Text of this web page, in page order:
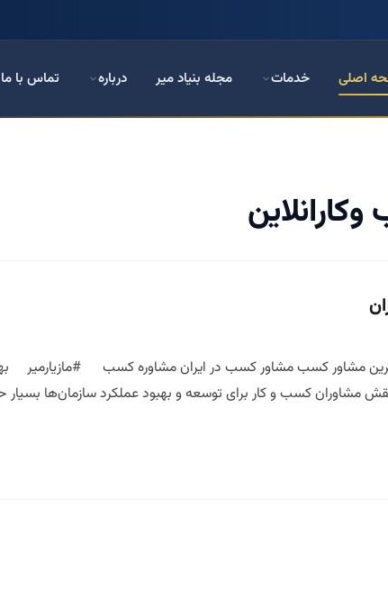
اصلی خدمات مجله بنیاد میر درباره تماس با ما
مشاور کسب مشاور کسب در ایران مشاوره کسب #مازیارمیر
نقش مشاوران کسب و کار برای توسعه و بهبود عملکرد سازمان‌ها